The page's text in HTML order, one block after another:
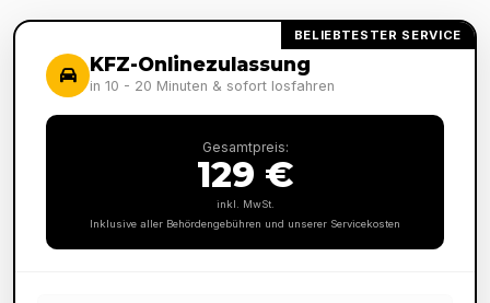
BELIEBTESTER SERVICE
KFZ-Onlinezulassung
in 10 - 20 Minuten & sofort losfahren
Gesamtpreis:
129 €
inkl. MwSt.
Inklusive aller Behördengebühren und unserer Servicekosten